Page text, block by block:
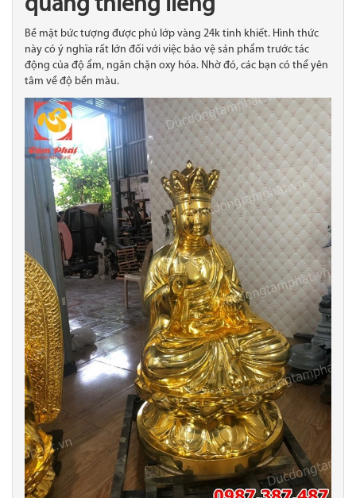
quang thiêng liêng
Bề mặt bức tượng được phủ lớp vàng 24k tinh khiết. Hình thức
này có ý nghĩa rất lớn đối với việc bảo vệ sản phẩm trước tác
động của độ ẩm, ngăn chặn oxy hóa. Nhờ đó, các bạn có thể yên
tâm về độ bền màu.